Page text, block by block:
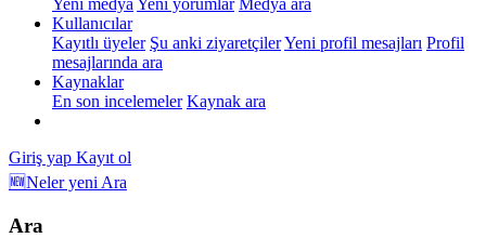
Yeni medya Yeni yorumlar Medya ara
Kullanıcılar
Kayıtlı üyeler Şu anki ziyaretçilerYeni profil mesajları Profil
mesajlarında ara
Kaynaklar
En son incelemeler Kaynak ara
Giriş yap Kayıt ol
🆕Neler yeni Ara
Ara